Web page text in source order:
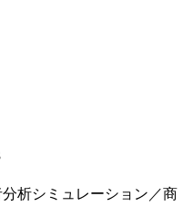
析シミュレーション／商